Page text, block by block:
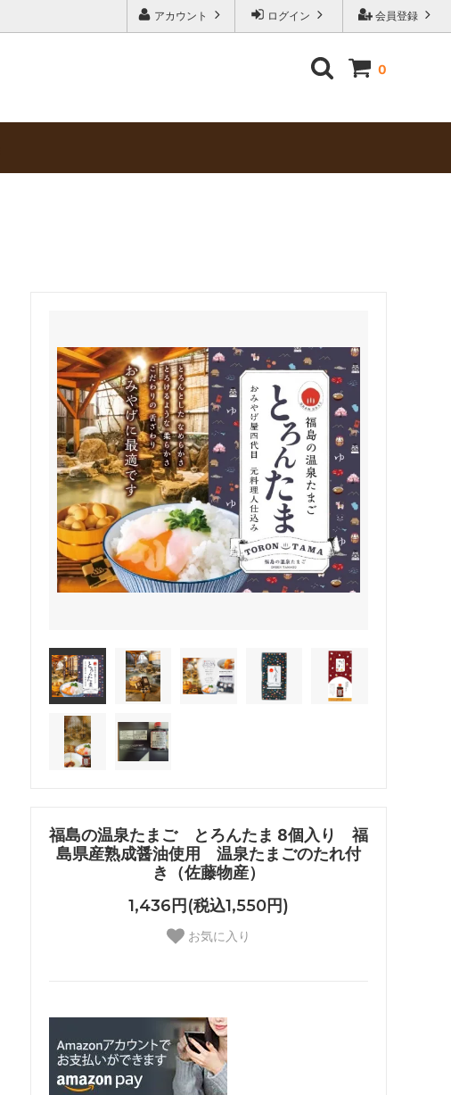
会員登録
ログイン
アカウント
0
福島の温泉たまご とろんたま 8個入り 福
島県産熟成醤油使用 温泉たまごのたれ付
き（佐藤物産）
1,436円(税込1,550円)
お気に入り